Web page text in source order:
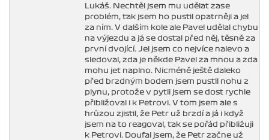
Lukáš. Nechtěl jsem mu udělat zase
problém, tak jsem ho pustil opatrněji a jel
za ním. V dalším kole ale Pavel udělal chybu
na výjezdu a já se dostal před něj, těsně za
první dvojící. Jel jsem co nejvíce nalevo a
sledoval, zda je někde Pavel za mnou a zda
mohu jet naplno. Nicméně ještě daleko
před brzdným bodem jsem pustil nohu z
plynu, protože v pytli jsem se dost rychle
přibližoval i k Petrovi. V tom jsem ale s
hrůzou zjistil, že Petr už brzdí a já i když
jsem na to reagoval, tak se pořád přibližuji
k Petrovi. Doufal jsem, že Petr začne už